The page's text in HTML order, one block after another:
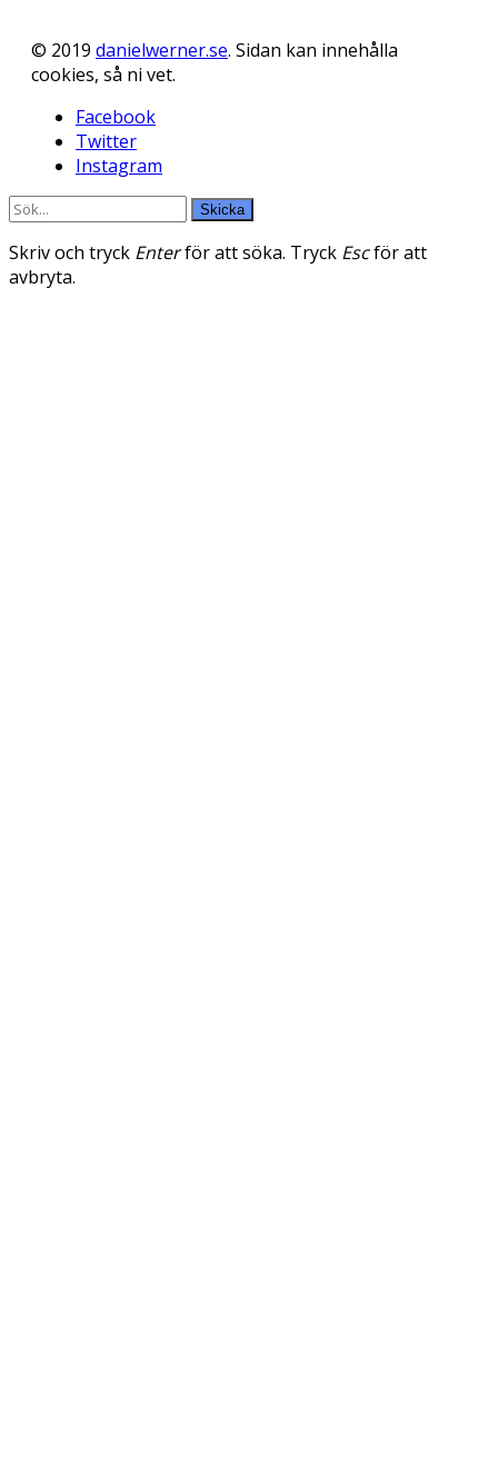
© 2019 danielwerner.se. Sidan kan innehålla
cookies, så ni vet.
Facebook
Twitter
Instagram
Skicka
Skriv och tryck Enterför att söka. Tryck Escför att
avbryta.